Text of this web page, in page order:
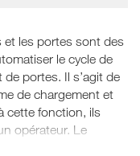
et les portes sont des
le cycle de
portes. Il s’agit de
de chargement et
cette fonction, ils
opérateur. Le
pour les